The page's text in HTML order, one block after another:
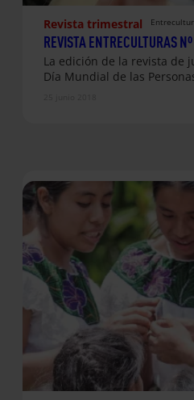
Revista trimestral
REVISTA ENTRECULTURAS
La edición de la revista de
Día Mundial de las